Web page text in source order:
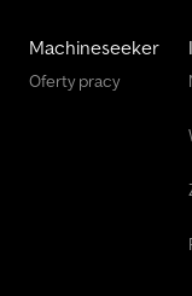
Machineseeker
Oferty pracy